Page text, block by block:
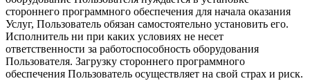
стороннего программного обеспечения для начала оказания
Услуг, Пользователь обязан самостоятельно установить его.
Исполнитель ни при каких условиях не несет
ответственности за работоспособность оборудования
Пользователя. Загрузку стороннего программного
обеспечения Пользователь осуществляет на свой страх и риск.